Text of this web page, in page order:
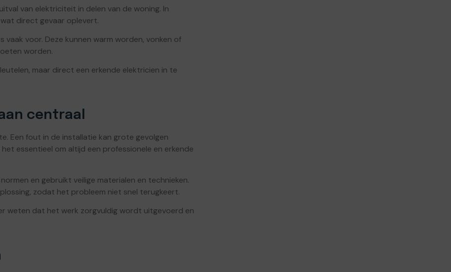
van elektriciteit in delen van de woning. In
direct gevaar oplevert.
voor. Deze kunnen warm worden, vonken of
worden.
maar direct een erkende elektricien in te
centraal
Een fout in de installatie kan grote gevolgen
essentieel om altijd een professionele en erkende
en gebruikt veilige materialen en technieken.
zodat het probleem niet snel terugkeert.
weten dat het werk zorgvuldig wordt uitgevoerd en